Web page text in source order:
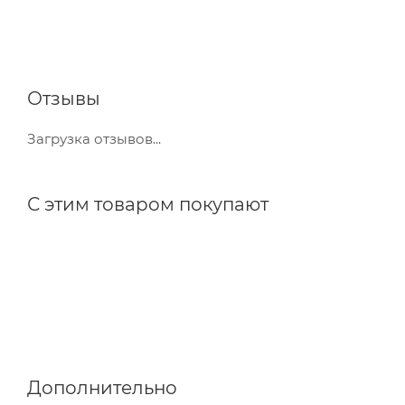
Отзывы
Загрузка отзывов...
С этим товаром покупают
Дополнительно